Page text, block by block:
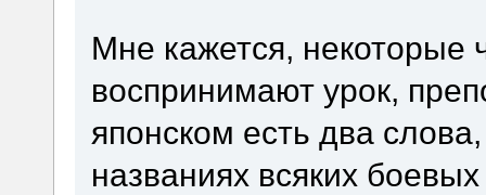
Мне кажется, некоторые
воспринимают урок,
японском есть два
названиях всяких